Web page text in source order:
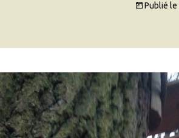
Publié le